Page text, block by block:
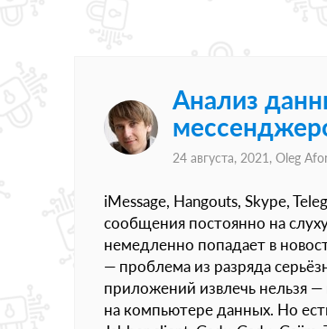
Анализ
24 августа, 2021, Oleg
iMessage, Hangouts, Skype,
сообщения постоянно на
немедленно попадает в
— проблема из разряда
приложений извлечь нельзя
на компьютере данных. Но